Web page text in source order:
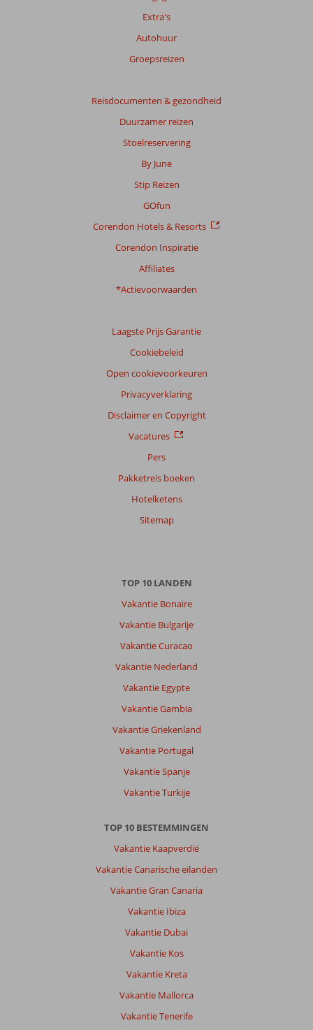
Extra's
Autohuur
Groepsreizen
Reisdocumenten & gezondheid
Duurzamer reizen
Stoelreservering
By June
Stip Reizen
GOfun
Corendon Hotels & Resorts
Corendon Inspiratie
Affiliates
*Actievoorwaarden
Laagste Prijs Garantie
Cookiebeleid
Open cookievoorkeuren
Privacyverklaring
Disclaimer en Copyright
Vacatures
Pers
Pakketreis boeken
Hotelketens
Sitemap
TOP 10 LANDEN
Vakantie Bonaire
Vakantie Bulgarije
Vakantie Curacao
Vakantie Nederland
Vakantie Egypte
Vakantie Gambia
Vakantie Griekenland
Vakantie Portugal
Vakantie Spanje
Vakantie Turkije
TOP 10 BESTEMMINGEN
Vakantie Kaapverdië
Vakantie Canarische eilanden
Vakantie Gran Canaria
Vakantie Ibiza
Vakantie Dubai
Vakantie Kos
Vakantie Kreta
Vakantie Mallorca
Vakantie Tenerife